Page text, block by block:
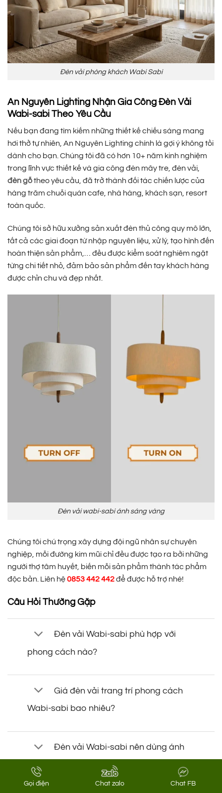
Gọi điện Chat zalo Chat FB
Đèn vải phòng khách Wabi Sabi
An Nguyên Lighting Nhận Gia Công Đèn Vải
Wabi-sabi Theo Yêu Cầu
Nếu bạn đang tìm kiếm những thiết kế chiếu sáng mang
hơi thở tự nhiên, An Nguyên Lighting chính là gợi ý không tồi
dành cho bạn. Chúng tôi đã có hơn 10+ năm kinh nghiệm
trong lĩnh vực thiết kế và gia công đèn mây tre, đèn vải,
đèn gỗtheo yêu cầu, đã trở thành đối tác chiến lược của
hàng trăm chuỗi quán cafe, nhà hàng, khách sạn, resort
toàn quốc.
Chúng tôi sở hữu xưởng sản xuất đèn thủ công quy mô lớn,
tất cả các giai đoạn từ nhập nguyên liệu, xử lý, tạo hình đến
hoàn thiện sản phẩm,… đều được kiểm soát nghiêm ngặt
từng chi tiết nhỏ, đảm bảo sản phẩm đến tay khách hàng
được chỉn chu và đẹp nhất.
Đèn vải wabi-sabi ánh sáng vàng
Chúng tôi chú trọng xây dựng đội ngũ nhân sự chuyên
nghiệp, mỗi đường kim mũi chỉ đều được tạo ra bởi những
người thợ tâm huyết, biến mỗi sản phẩm thành tác phẩm
độc bản. Liên hệ0853 442 442để được hỗ trợ nhé!
Câu Hỏi Thường Gặp
Đèn vải Wabi-sabi phù hợp với
phong cách nào?
Giá đèn vải trang trí phong cách
Wabi-sabi bao nhiêu?
Đèn vải Wabi-sabi nên dùng ánh
sáng gì?